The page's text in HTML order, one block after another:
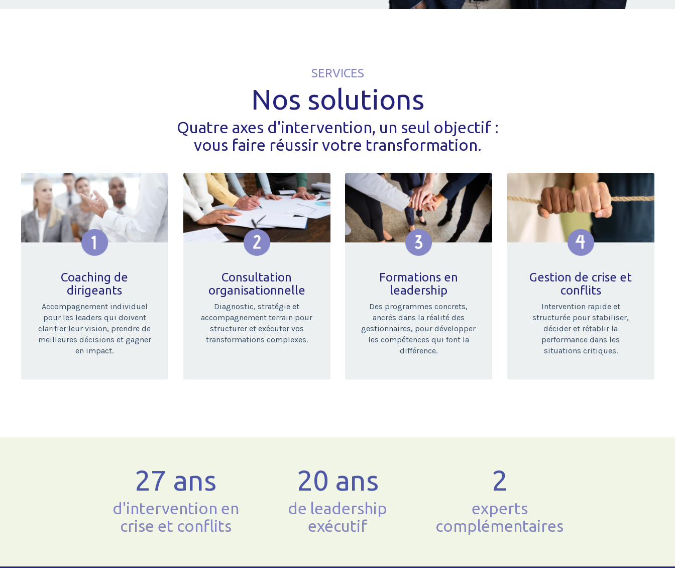
SERVICES
Nos solutions
Quatre axes d'intervention, un seul objectif :
vous faire réussir votre transformation.
Coaching de
dirigeants
Accompagnement individuel
pour les leaders qui doivent
clarifier leur vision, prendre de
meilleures décisions et gagner
en impact.
Consultation
organisationnelle
Diagnostic, stratégie et
accompagnement terrain pour
structurer et exécuter vos
transformations complexes.
Formations en
leadership
Des programmes concrets,
ancrés dans la réalité des
gestionnaires, pour développer
les compétences qui font la
différence.
Gestion de crise et
conflits
Intervention rapide et
structurée pour stabiliser,
décider et rétablir la
performance dans les
situations critiques.
27 ans
d'intervention en
crise et conflits
20 ans
de leadership
exécutif
2
experts
complémentaires